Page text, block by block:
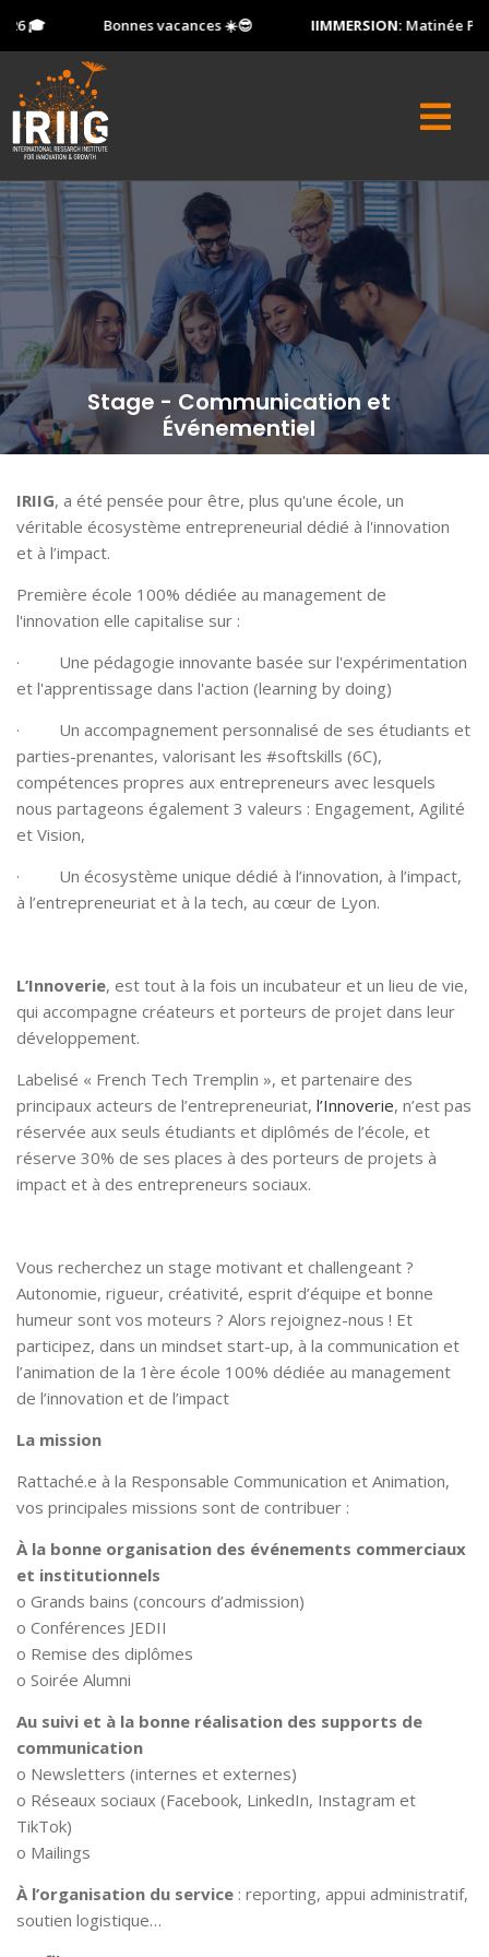
🎓 Bonnes vacances ☀️😎 IIMMERSION:Matinée
Stage - Communication et
Événementiel
IRIIG, a été pensée pour être, plus qu'une école, un
véritable écosystème entrepreneurial dédié à l'innovation
et à l’impact.
Première école 100% dédiée au management de
l'innovation elle capitalise sur :
· Une pédagogie innovante basée sur l'expérimentation
et l'apprentissage dans l'action (learning by doing)
· Un accompagnement personnalisé de ses étudiants et
parties-prenantes, valorisant les #softskills (6C),
compétences propres aux entrepreneurs avec lesquels
nous partageons également 3 valeurs : Engagement, Agilité
et Vision,
· Un écosystème unique dédié à l’innovation, à l’impact,
à l’entrepreneuriat et à la tech, au cœur de Lyon.
L’Innoverie, est tout à la fois un incubateur et un lieu de vie,
qui accompagne créateurs et porteurs de projet dans leur
développement.
Labelisé « French Tech Tremplin », et partenaire des
principaux acteurs de l’entrepreneuriat, l’Innoverie, n’est pas
réservée aux seuls étudiants et diplômés de l’école, et
réserve 30% de ses places à des porteurs de projets à
impact et à des entrepreneurs sociaux.
Vous recherchez un stage motivant et challengeant ?
Autonomie, rigueur, créativité, esprit d’équipe et bonne
humeur sont vos moteurs ? Alors rejoignez-nous ! Et
participez, dans un mindset start-up, à la communication et
l’animation de la 1ère école 100% dédiée au management
de l’innovation et de l’impact
La mission
Rattaché.e à la Responsable Communication et Animation,
vos principales missions sont de contribuer :
À la bonne organisation des événements commerciaux
et institutionnels
o Grands bains (concours d’admission)
o Conférences JEDII
o Remise des diplômes
o Soirée Alumni
Au suivi et à la bonne réalisation des supports de
communication
o Newsletters (internes et externes)
o Réseaux sociaux (Facebook, LinkedIn, Instagram et
TikTok)
o Mailings
À l’organisation du service : reporting, appui administratif,
soutien logistique…